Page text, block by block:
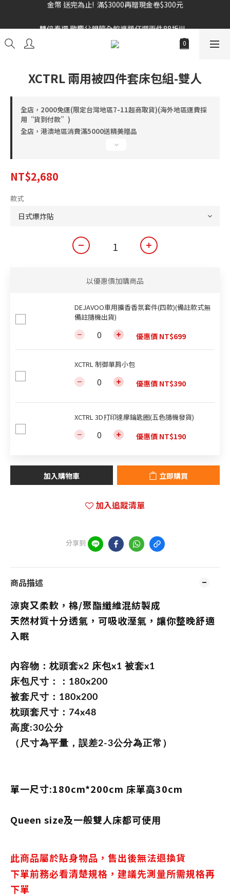
XCTRL 兩用被四件套床包組-雙人
全店，2000免運(限定台灣地區7-11超商取貨)(海外地區運費採
用“貨到付款”)
全店，港澳地區消費滿5000送精美贈品
NT$2,680
款式
以優惠價加購商品
DEJAVOO車用擴香香氛套件(四款)(備註款式無
備註隨機出貨)
優惠價 NT$699
XCTRL 制御單肩小包
優惠價 NT$390
XCTRL 3D打印達摩鑰匙圈(五色隨機發貨)
優惠價 NT$190
加入購物車 立即購買
加入追蹤清單
分享到
商品描述
涼爽又柔軟，棉/聚酯纖維混紡製成
天然材質十分透氣，可吸收溼氣，讓你整晚舒適
入眠
內容物：枕頭套x2 床包x1 被套x1
床包尺寸：：180x200
被套尺寸：180x200
枕頭套尺寸：74x48
高度:30公分
（ 尺寸為平量，誤差2-3公分為正常）
單一尺寸:180cm*200cm 床單高30cm
Queen size及一般雙人床都可使用
此商品屬於貼身物品，售出後無法退換貨
下單前務必看清楚規格，建議先測量所需規格再
下單